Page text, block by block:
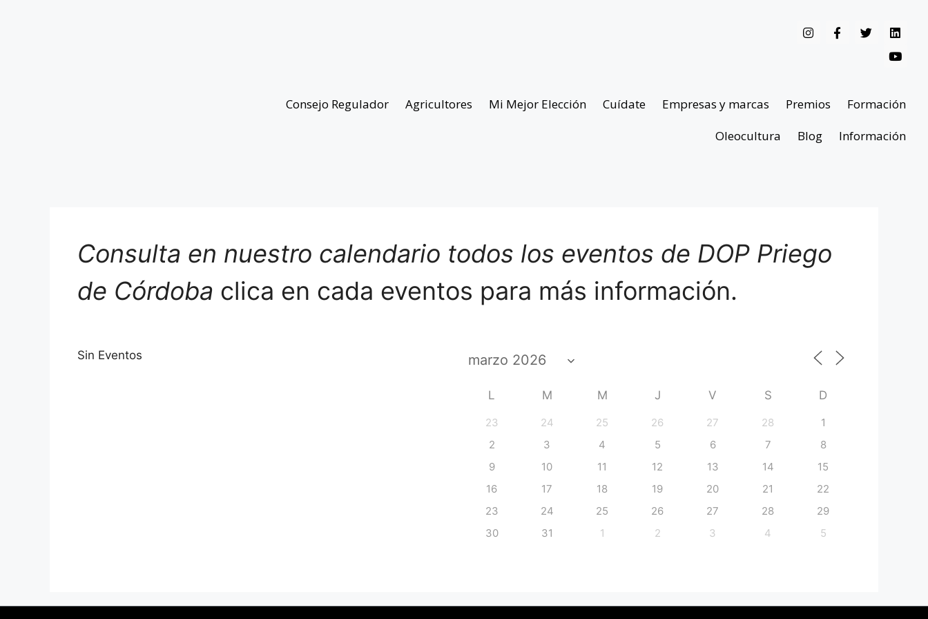
Consejo Regulador Agricultores Mi Mejor Elección Cuídate Empresas y marcas Premios
Formación
Oleocultura
Blog Información
Consulta en nuestro calendario todos los eventos de DOP Priego
de Córdoba clica en cada eventos para más información.
Sin Eventos
L M M J V S D
23 24 25 26 27 28
1
2
3 4 5 6 7
8
9
10 11 12 13 14
15
16
17 18 19 20 21
22
23
24 25 26 27 28
29
30
31 1 2 3 4 5